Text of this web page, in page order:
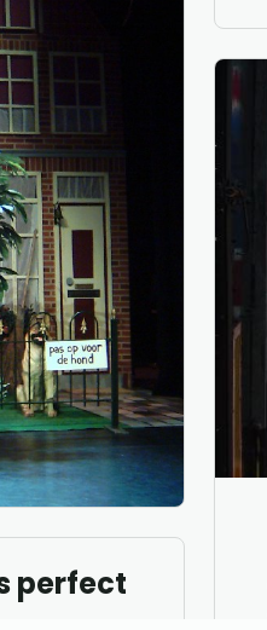
perfect